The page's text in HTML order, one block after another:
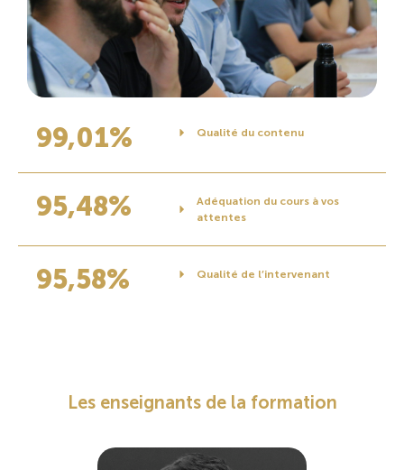
99,01% Qualité du contenu
95,48%
Adéquation du cours à vos
attentes
95,58% Qualité de l’intervenant
Les enseignants de la formation